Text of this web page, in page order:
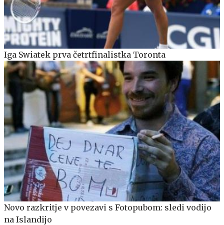
Iga Swiatek prva četrtfinalistka Toronta
Novo razkritje v povezavi s Fotopubom: sledi vodijo
na Islandijo